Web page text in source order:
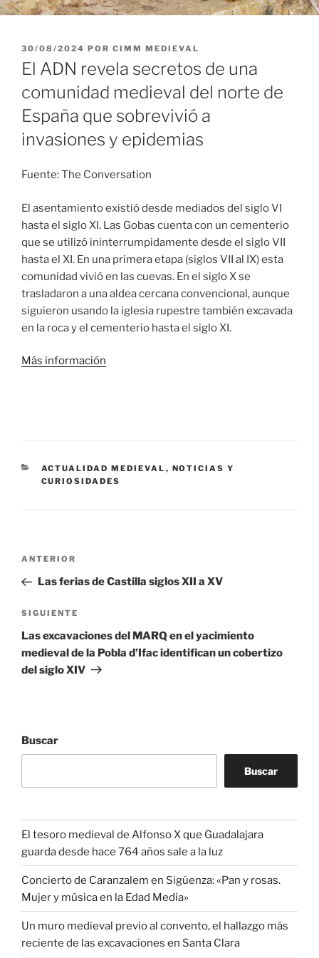
PUBLICADO
EL
30/08/2024 POR CIMM MEDIEVAL
El ADN revela secretos de una
comunidad medieval del norte de
España que sobrevivió a
invasiones y epidemias
Fuente: The Conversation
El asentamiento existió desde mediados del siglo VI
hasta el siglo XI. Las Gobas cuenta con un cementerio
que se utilizó ininterrumpidamente desde el siglo VII
hasta el XI. En una primera etapa (siglos VII al IX) esta
comunidad vivió en las cuevas. En el siglo X se
trasladaron a una aldea cercana convencional, aunque
siguieron usando la iglesia rupestre también excavada
en la roca y el cementerio hasta el siglo XI.
Más información
CATEGORÍAS
ACTUALIDAD MEDIEVAL , NOTICIAS Y
CURIOSIDADES
Navegación
entradas
Entrada
anterior:
ANTERIOR
Las ferias de Castilla siglos XII a XV
Siguiente
entrada
SIGUIENTE
Las excavaciones del MARQ en el yacimiento
medieval de la Pobla d’Ifac identifican un cobertizo
del siglo XIV
Buscar
Buscar
El tesoro medieval de Alfonso X que Guadalajara
guarda desde hace 764 años sale a la luz
Concierto de Caranzalem en Sigüenza: «Pan y rosas.
Mujer y música en la Edad Media»
Un muro medieval previo al convento, el hallazgo más
reciente de las excavaciones en Santa Clara